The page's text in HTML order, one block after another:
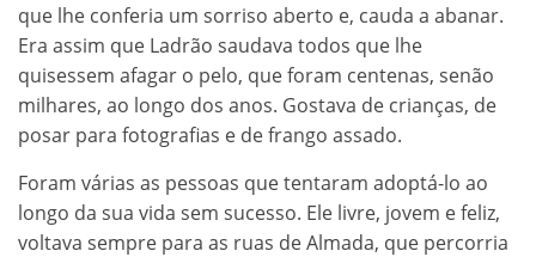
que lhe conferia um sorriso aberto e, cauda a abanar.
Era assim que Ladrão saudava todos que lhe
quisessem afagar o pelo, que foram centenas, senão
milhares, ao longo dos anos. Gostava de crianças, de
posar para fotografias e de frango assado.
Foram várias as pessoas que tentaram adoptá-lo ao
longo da sua vida sem sucesso. Ele livre, jovem e feliz,
voltava sempre para as ruas de Almada, que percorria